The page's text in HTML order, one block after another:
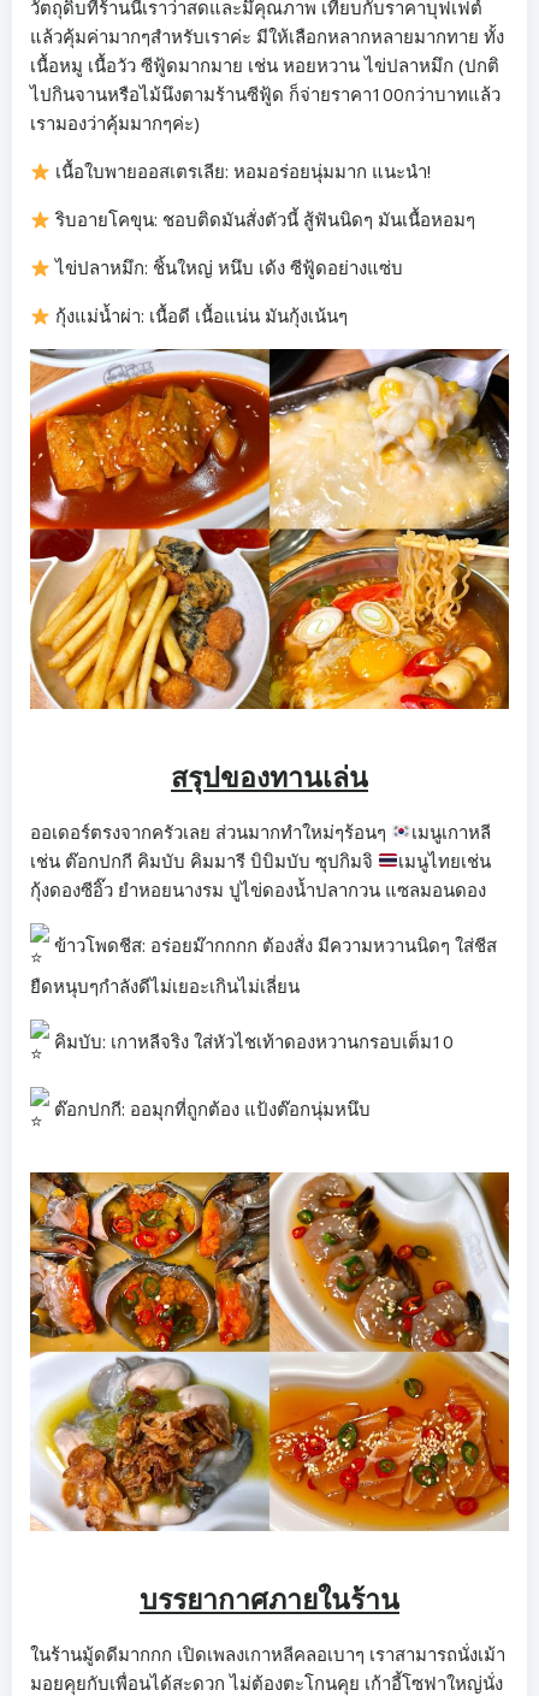
วัตถุดิบที่ร้านนี้เราว่าสดและมึคุณภาพ เทียบกับราคาบุฟเฟต์
แล้วคุ้มค่ามากๆสำหรับเราค่ะ มีให้เลือกหลากหลายมากทาย ทั้ง
เนื้อหมู เนื้อวัว ซีฟู้ดมากมาย เช่น หอยหวาน ไข่ปลาหมึก (ปกติ
ไปกินจานหรือไม้นึงตามร้านซีฟู้ด ก็จ่ายราคา100กว่าบาทแล้ว
เรามองว่าคุ้มมากๆค่ะ)
เนื้อใบพายออสเตรเลีย: หอมอร่อยนุ่มมาก แนะนำ!
ริบอายโคขุน: ชอบติดมันสั่งตัวนี้ สู้ฟันนิดๆ มันเนื้อหอมๆ
ไข่ปลาหมึก: ชิ้นใหญ่ หนึบ เด้ง ซีฟู้ดอย่างแซ่บ
กุ้งแม่น้ำผ่า: เนื้อดี เนื้อแน่น มันกุ้งเน้นๆ
สรุปของทานเล่น
ออเดอร์ตรงจากครัวเลย ส่วนมากทำใหม่ๆร้อนๆ
เมนูเกาหลี
เช่น ต๊อกปกกี คิมบับ คิมมารี บิบิมบับ ซุปกิมจิ
เมนูไทยเช่น
กุ้งดองซีอิ๊ว ยำหอยนางรม ปูไข่ดองน้ำปลากวน แซลมอนดอง
ข้าวโพดชีส: อร่อยม๊ากกกก ต้องสั่ง มีความหวานนิดๆ ใส่ชีส
ยืดหนุบๆกำลังดีไม่เยอะเกินไม่เลี่ยน
คิมบับ: เกาหลีจริง ใส่หัวไชเท้าดองหวานกรอบเต็ม10
ต๊อกปกกี: ออมุกที่ถูกต้อง แป้งต๊อกนุ่มหนึบ
บรรยากาศภายในร้าน
ในร้านมู้ดดีมากกก เปิดเพลงเกาหลีคลอเบาๆ เราสามารถนั่งเม้า
มอยคุยกับเพื่อนได้สะดวก ไม่ต้องตะโกนคุย เก้าอี้โซฟาใหญ่นั่ง